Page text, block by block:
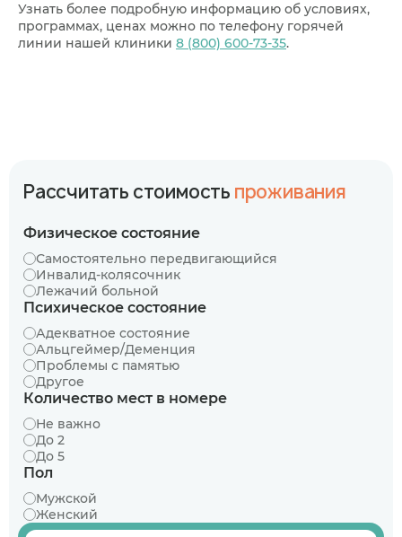
Узнать более подробную информацию об условиях,
программах, ценах можно по телефону горячей
линии нашей клиники 8 (800) 600-73-35.
Рассчитать стоимость проживания
Физическое состояние
Самостоятельно передвигающийся
Инвалид-колясочник
Лежачий больной
Психическое состояние
Адекватное состояние
Альцгеймер/Деменция
Проблемы с памятью
Другое
Количество мест в номере
Не важно
До 2
До 5
Пол
Мужской
Женский